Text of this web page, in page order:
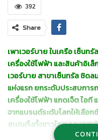
392
Share
เพาเวอร์บาย ในเครือ เซ็น
เครื่องใช้ไฟฟ้า และสินค้าอิ
เวอร์บาย สาขาเซ็นทรัล ชิดล
แห่งแรก ยกระดับประสบกา
เครื่องใช้ไฟฟ้า แกดเจ็ต ไอ
จากแบรนด์ระดับโลกให้เลือก
สเปนดิ้งทั้งชาวไทย และเท